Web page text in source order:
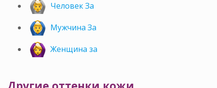
Человек За
Мужчина За
Женщина за